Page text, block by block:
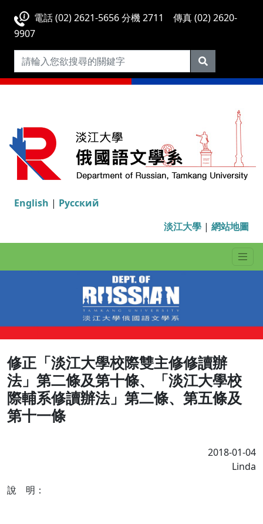
電話 (02) 2621-5656 分機 2711 傳真 (02) 2620-
9907
English | Русский
淡江大學 | 網站地圖
修正「淡江大學校際雙主修修讀辦
法」第二條及第十條、「淡江大學校
際輔系修讀辦法」第二條、第五條及
第十一條
2018-01-04
Linda
說 明：